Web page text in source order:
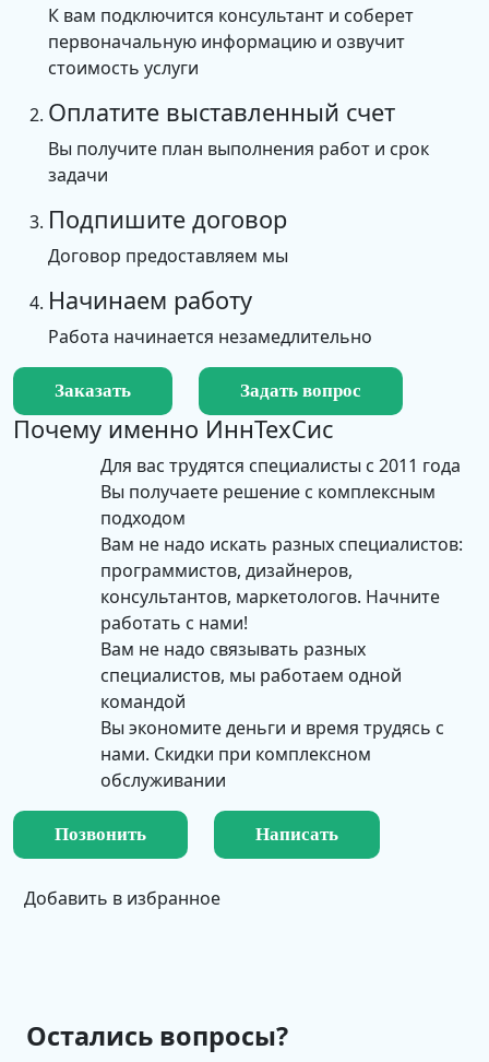
К вам подключится консультант и соберет
первоначальную информацию и озвучит
стоимость услуги
Оплатите выставленный счет
Вы получите план выполнения работ и срок
задачи
Подпишите договор
Договор предоставляем мы
Начинаем работу
Работа начинается незамедлительно
Заказать Задать вопрос
Почему именно ИннТехСис
Для вас трудятся специалисты с 2011 года
Вы получаете решение с комплексным
подходом
Вам не надо искать разных специалистов:
программистов, дизайнеров,
консультантов, маркетологов. Начните
работать с нами!
Вам не надо связывать разных
специалистов, мы работаем одной
командой
Вы экономите деньги и время трудясь с
нами. Скидки при комплексном
обслуживании
Позвонить Написать
Добавить в избранное
Остались вопросы?